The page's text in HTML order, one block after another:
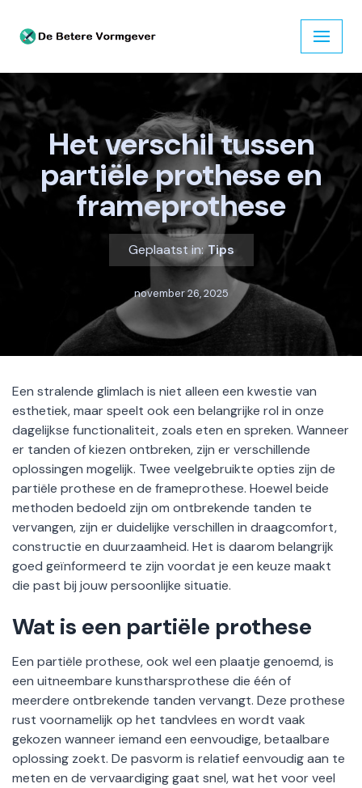
Ga
inhoud
Het verschil tussen
partiële prothese en
frameprothese
Geplaatst in: Tips
november 26, 2025
Een stralende glimlach is niet alleen een kwestie van
esthetiek, maar speelt ook een belangrijke rol in onze
dagelijkse functionaliteit, zoals eten en spreken. Wanneer
er tanden of kiezen ontbreken, zijn er verschillende
oplossingen mogelijk. Twee veelgebruikte opties zijn de
partiële prothese en de frameprothese. Hoewel beide
methoden bedoeld zijn om ontbrekende tanden te
vervangen, zijn er duidelijke verschillen in draagcomfort,
constructie en duurzaamheid. Het is daarom belangrijk
goed geïnformeerd te zijn voordat je een keuze maakt
die past bij jouw persoonlijke situatie.
Wat is een partiële prothese
Een partiële prothese, ook wel een plaatje genoemd, is
een uitneembare kunstharsprothese die één of
meerdere ontbrekende tanden vervangt. Deze prothese
rust voornamelijk op het tandvlees en wordt vaak
gekozen wanneer iemand een eenvoudige, betaalbare
oplossing zoekt. De pasvorm is relatief eenvoudig aan te
meten en de vervaardiging gaat snel, wat het voor veel